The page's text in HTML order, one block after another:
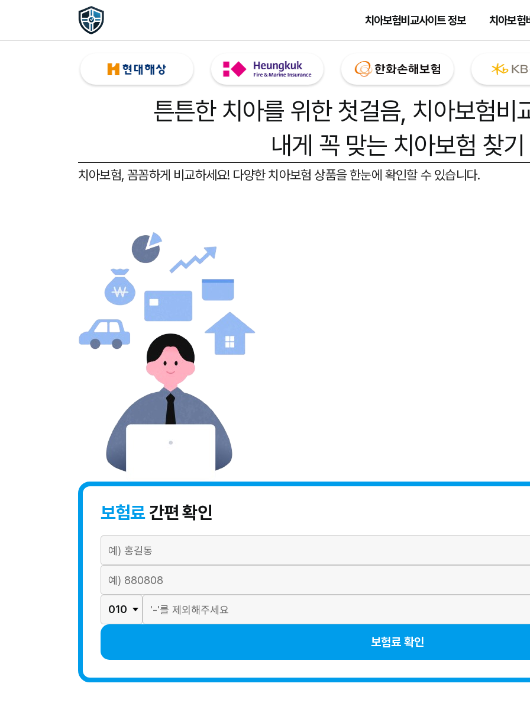
치아보험비교사이트 정보 치아보험
튼튼한 치아를 위한 첫걸음, 치아보험비
내게 꼭 맞는 치아보험 찾기
치아보험, 꼼꼼하게 비교하세요! 다양한 치아보험 상품을 한눈에 확인할 수 있습니다.
보험료간편 확인
보험료 확인